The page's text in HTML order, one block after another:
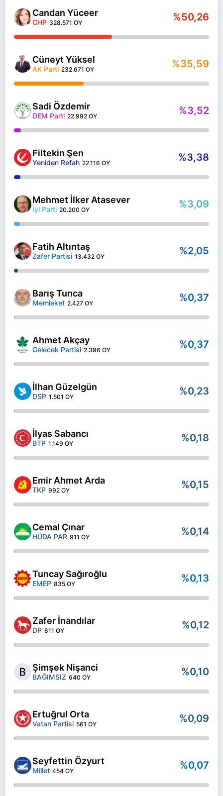
Candan Yüceer
CHP 328.571 OY %50,26
Cüneyt Yüksel
AK Parti 232.671 OY %35,59
Sadi Özdemir
DEM Parti 22.992 OY %3,52
Filtekin Şen
Yeniden Refah 22.116 OY %3,38
Mehmet İlker Atasever
İyi Parti 20.200 OY %3,09
Fatih Altıntaş
Zafer Partisi 13.432 OY %2,05
Barış Tunca
Memleket 2.427 OY %0,37
Ahmet Akçay
Gelecek Partisi 2.396 OY %0,37
İlhan Güzelgün
DSP 1.501 OY %0,23
İlyas Sabancı
BTP 1.149 OY %0,18
Emir Ahmet Arda
TKP 992 OY %0,15
Cemal Çınar
HÜDA PAR 911 OY %0,14
Tuncay Sağıroğlu
EMEP 835 OY %0,13
Zafer İnandılar
DP 811 OY %0,12
Şimşek Nişanci
BAĞIMSIZ 640 OY %0,10
Ertuğrul Orta
Vatan Partisi 561 OY %0,09
Seyfettin Özyurt
Millet 454 OY %0,07